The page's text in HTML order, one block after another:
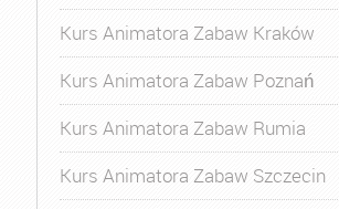
Kurs Animatora Zabaw Kraków
Kurs Animatora Zabaw Poznań
Kurs Animatora Zabaw Rumia
Kurs Animatora Zabaw Szczecin